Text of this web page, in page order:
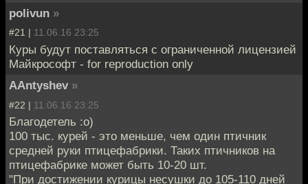
polivun »
#21 | 11.06.16 23:25
Куры будут поставляться с ограниченной лицензией
Майкрософт - for reproduction only
AAntyshev »
#22 | 11.06.16 23:25
Благодетель :о)
100 тыс. курей - это меньше, чем один птичник
средней руки птицефабрики. Таких птичников на
птицефабрике может быть 10-20 шт.
"При достижении курицы несушки до 105-110 дней